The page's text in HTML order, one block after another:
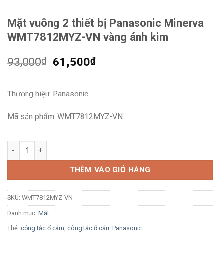
Mặt vuông 2 thiết bị Panasonic Minerva
WMT7812MYZ-VN vàng ánh kim
93,000₫
Giá
93,000₫.
61,500₫Giá
Thương hiệu: Panasonic
Mã sản phẩm: WMT7812MYZ-VN
Mặt vuông 2 thiết bị Panasonic Minerva WMT7812MYZ-VN
THÊM VÀO GIỎ HÀNG
SKU: WMT7812MYZ-VN
Danh mục: Mặt
Thẻ: công tắc ổ cắm công tắc ổ cắm Panasonic